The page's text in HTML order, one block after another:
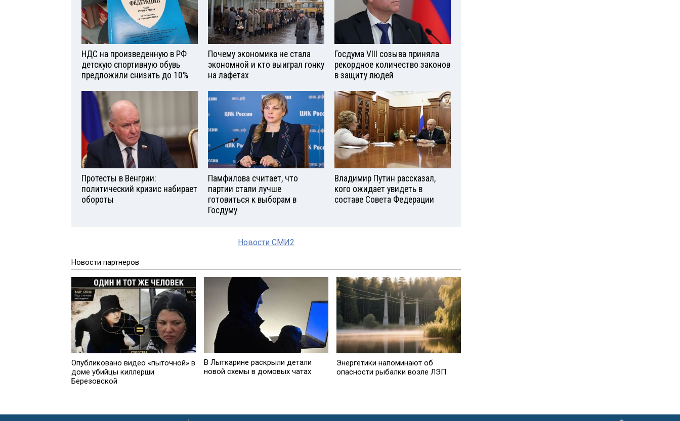
НДС на произведенную в РФ
детскую спортивную обувь
предложили снизить до 10%
Почему экономика не стала
экономной и кто выиграл гонку
на лафетах
Госдума VIII созыва приняла
рекордное количество законов
в защиту людей
Протесты в Венгрии:
политический кризис набирает
обороты
Памфилова считает, что
партии стали лучше
готовиться к выборам в
Госдуму
Владимир Путин рассказал,
кого ожидает увидеть в
составе Совета Федерации
Новости СМИ2
Новости партнеров
Опубликовано видео «пыточной» в
доме убийцы киллерши
Березовской
В Лыткарине раскрыли детали
новой схемы в домовых чатах
Энергетики напоминают об
опасности рыбалки возле ЛЭП